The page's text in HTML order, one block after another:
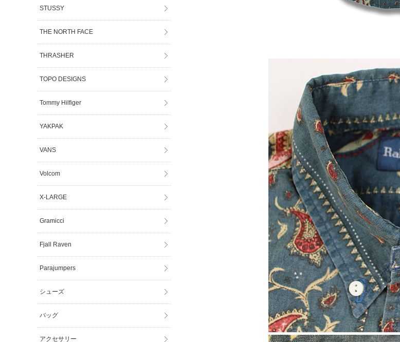
STUSSY
THE NORTH FACE
THRASHER
TOPO DESIGNS
Tommy Hilfiger
YAKPAK
VANS
Volcom
X-LARGE
Gramicci
Fjall Raven
Parajumpers
シューズ
バッグ
アクセサリー